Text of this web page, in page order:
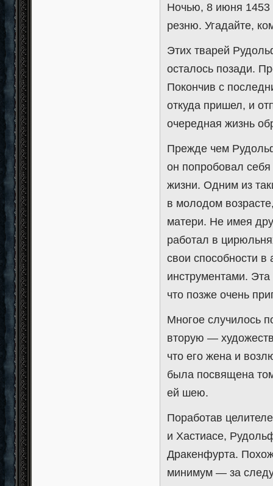
Ночью, 8 июня 1453
резню. Угадайте,
Этих тварей
осталось позади.
Покончив с
откуда пришел, и
очередная жизнь
Прежде чем
он попробовал
жизни. Одним из
в молодом
матери. Не имея
работал в
свои способности
инструментами.
что позже очень
Многое случилось
вторую —
что его жена и
была посвящена
ей шею.
Поработав
и Хастиасе,
Дракенфурта.
минимум — за